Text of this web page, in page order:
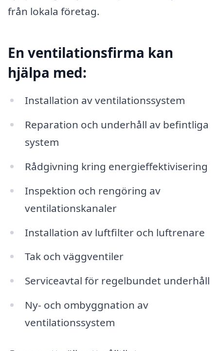
från lokala företag.
En ventilationsfirma kan
hjälpa med:
Installation av ventilationssystem
Reparation och underhåll av befintliga
system
Rådgivning kring energieffektivisering
Inspektion och rengöring av
ventilationskanaler
Installation av luftfilter och luftrenare
Tak och väggventiler
Serviceavtal för regelbundet underhåll
Ny- och ombyggnation av
ventilationssystem